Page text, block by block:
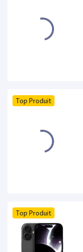
Top Produit
Top Produit